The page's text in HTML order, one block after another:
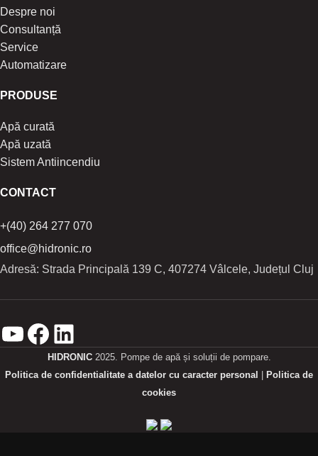
Despre noi
Consultanță
Service
Automatizare
PRODUSE
Apă curată
Apă uzată
Sistem Antiincendiu
CONTACT
+(40) 264 277 070
office@hidronic.ro
Adresă: Strada Principală 139 C, 407274 Vâlcele, Județul Cluj
HIDRONIC 2025. Pompe de apă și soluții de pompare.
Politica de confidentialitate a datelor cu caracter personal
Politica de
cookies